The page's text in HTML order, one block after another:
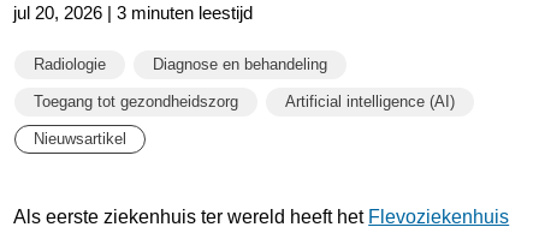
jul 20, 2026 | 3 minuten leestijd
Radiologie Diagnose en behandeling
Toegang tot gezondheidszorg Artificial intelligence (AI)
Nieuwsartikel
Als eerste ziekenhuis ter wereld heeft het Flevoziekenhuis